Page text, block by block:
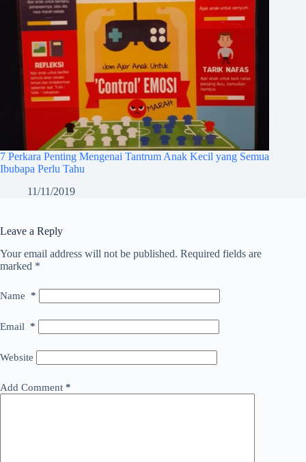
7 Perkara Penting Mengenai Tantrum Anak Kecil yang Semua
Ibubapa Perlu Tahu
11/11/2019
Leave a Reply
Your email address will not be published. Required fields are
marked *
Name *
Email *
Website
Add Comment *